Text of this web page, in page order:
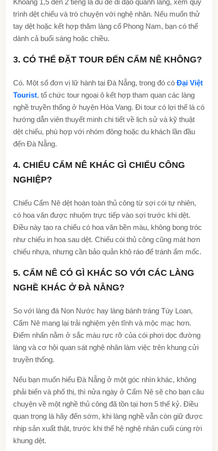
trình dệt chiếu và trò chuyện với nghệ nhân. Nếu muốn thử
tay dệt hoặc kết hợp thăm làng cổ Phong Nam, bạn có thể
dành cả buổi sáng hoặc chiều.
3. CÓ THỂ ĐẶT TOUR ĐẾN CẨM NÊ KHÔNG?
Có. Một số đơn vị lữ hành tại Đà Nẵng, trong đó có Đại Việt
Tourist, tổ chức tour ngoại ô kết hợp tham quan các làng
nghề truyền thống ở huyện Hòa Vang. Đi tour có lợi thế là có
hướng dẫn viên thuyết minh chi tiết về lịch sử và kỹ thuật
dệt chiếu, phù hợp với nhóm đông hoặc du khách lần đầu
đến Đà Nẵng.
4. CHIẾU CẨM NÊ KHÁC GÌ CHIẾU CÔNG
NGHIỆP?
Chiếu Cẩm Nê dệt hoàn toàn thủ công từ sợi cói tự nhiên,
có hoa văn được nhuộm trực tiếp vào sợi trước khi dệt.
Điều này tạo ra chiếu có hoa văn bền màu, không bong tróc
như chiếu in hoa sau dệt. Chiếu cói thủ công cũng mát hơn
chiếu nhựa, nhưng cần bảo quản khô ráo để tránh ẩm mốc.
5. CẨM NÊ CÓ GÌ KHÁC SO VỚI CÁC LÀNG
NGHỀ KHÁC Ở ĐÀ NẴNG?
So với làng đá Non Nước hay làng bánh tráng Túy Loan,
Cẩm Nê mang lại trải nghiệm yên tĩnh và mộc mạc hơn.
Điểm nhấn nằm ở sắc màu rực rỡ của cói phơi dọc đường
làng và cơ hội quan sát nghệ nhân làm việc trên khung cửi
truyền thống.
Nếu bạn muốn hiểu Đà Nẵng ở một góc nhìn khác, không
phải biển và phố thị, thì nửa ngày ở Cẩm Nê sẽ cho bạn câu
chuyện về một nghề thủ công đã tồn tại hơn 5 thế kỷ. Điều
quan trọng là hãy đến sớm, khi làng nghề vẫn còn giữ được
nhịp sản xuất thật, trước khi thế hệ nghệ nhân cuối cùng rời
khung dệt.